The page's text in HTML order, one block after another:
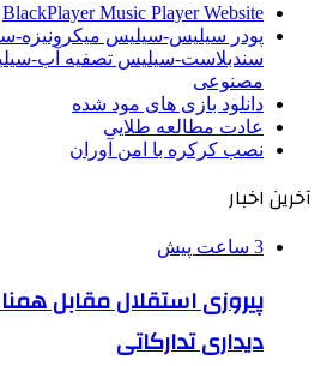
BlackPlayer Music Player Website
پودر سیلیس-سیلیس
سندبلاست-سیلیس تصفیه آب-
مصنوعی
دانلود بازی های مود شده
عادت مطالعه طلایی
نصب کرکره با امن آوران
آخرین اخبار
3 ساعت پیش
پیروزی استقلال مقابل
دیداری تدارکاتی